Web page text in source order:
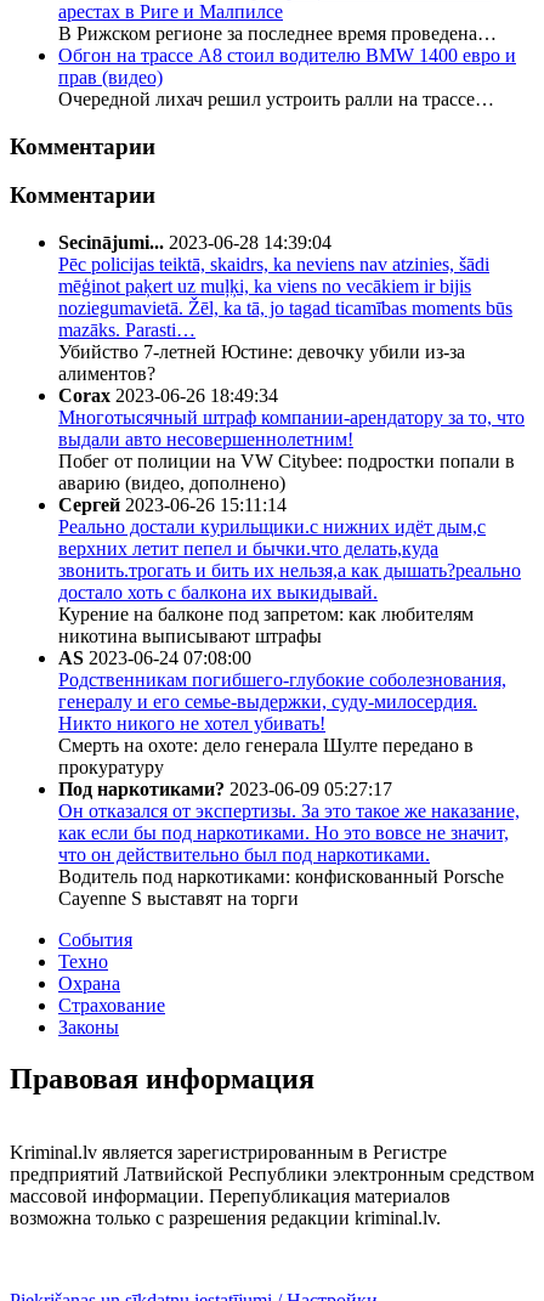
арестах в Риге и Малпилсе
В Рижском регионе за последнее время проведена…
Обгон на трассе А8 стоил водителю BMW 1400 евро и
прав (видео)
Очередной лихач решил устроить ралли на трассе…
Комментарии
Комментарии
Secinājumi... 2023-06-28 14:39:04
Pēc policijas teiktā, skaidrs, ka neviens nav atzinies, šādi
mēģinot paķert uz muļķi, ka viens no vecākiem ir bijis
noziegumavietā. Žēl, ka tā, jo tagad ticamības moments būs
mazāks. Parasti…
Убийство 7-летней Юстине: девочку убили из-за
алиментов?
Corax 2023-06-26 18:49:34
Многотысячный штраф компании-арендатору за то, что
выдали авто несовершеннолетним!
Побег от полиции на VW Citybee: подростки попали в
аварию (видео, дополнено)
Сергей 2023-06-26 15:11:14
Реально достали курильщики.с нижних идёт дым,с
верхних летит пепел и бычки.что делать,куда
звонить.трогать и бить их нельзя,а как дышать?реально
достало хоть с балкона их выкидывай.
Курение на балконе под запретом: как любителям
никотина выписывают штрафы
AS 2023-06-24 07:08:00
Родственникам погибшего-глубокие соболезнования,
генералу и его семье-выдержки, суду-милосердия.
Никто никого не хотел убивать!
Смерть на охоте: дело генерала Шулте передано в
прокуратуру
Под наркотиками? 2023-06-09 05:27:17
Он отказался от экспертизы. За это такое же наказание,
как если бы под наркотиками. Но это вовсе не значит,
что он действительно был под наркотиками.
Водитель под наркотиками: конфискованный Porsche
Cayenne S выставят на торги
События
Техно
Охрана
Страхование
Законы
Правовая информация
Kriminal.lv является зарегистрированным в Регистре
предприятий Латвийской Республики электронным средством
массовой информации. Перепубликация материалов
возможна только с разрешения редакции kriminal.lv.